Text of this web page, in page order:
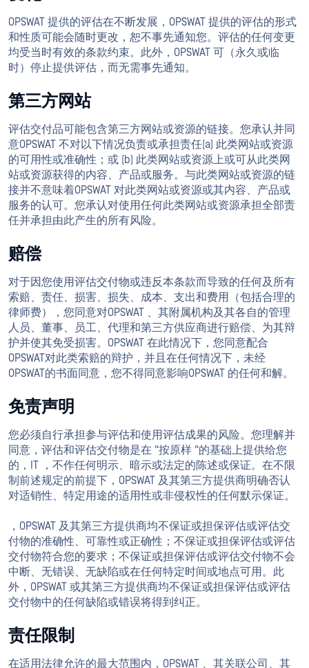
OPSWAT 提供的评估在不断发展，OPSWAT 提供的评估的形式
和性质可能会随时更改，恕不事先通知您。评估的任何变更
均受当时有效的条款约束。此外，OPSWAT 可（永久或临
时）停止提供评估，而无需事先通知。
第三方网站
评估交付品可能包含第三方网站或资源的链接。您承认并同
意OPSWAT 不对以下情况负责或承担责任(a) 此类网站或资源
的可用性或准确性；或 (b) 此类网站或资源上或可从此类网
站或资源获得的内容、产品或服务。与此类网站或资源的链
接并不意味着OPSWAT 对此类网站或资源或其内容、产品或
服务的认可。您承认对使用任何此类网站或资源承担全部责
任并承担由此产生的所有风险。
赔偿
对于因您使用评估交付物或违反本条款而导致的任何及所有
索赔、责任、损害、损失、成本、支出和费用（包括合理的
律师费），您同意对OPSWAT 、其附属机构及其各自的管理
人员、董事、员工、代理和第三方供应商进行赔偿、为其辩
护并使其免受损害。OPSWAT 在此情况下，您同意配合
OPSWAT对此类索赔的辩护，并且在任何情况下，未经
OPSWAT的书面同意，您不得同意影响OPSWAT 的任何和解。
免责声明
您必须自行承担参与评估和使用评估成果的风险。您理解并
同意，评估和评估交付物是在 "按原样 "的基础上提供给您
的，IT ，不作任何明示、暗示或法定的陈述或保证。在不限
制前述规定的前提下，OPSWAT 及其第三方提供商明确否认
对适销性、特定用途的适用性或非侵权性的任何默示保证。
，OPSWAT 及其第三方提供商均不保证或担保评估或评估交
付物的准确性、可靠性或正确性；不保证或担保评估或评估
交付物符合您的要求；不保证或担保评估或评估交付物不会
中断、无错误、无缺陷或在任何特定时间或地点可用。此
外，OPSWAT 或其第三方提供商均不保证或担保评估或评估
交付物中的任何缺陷或错误将得到纠正。
责任限制
在适用法律允许的最大范围内，OPSWAT 、其关联公司、其